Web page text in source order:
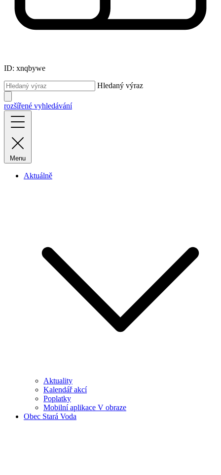
ID: xnqbywe
Hledaný výraz
rozšířené vyhledávání
Menu
Aktuálně
Aktuality
Kalendář akcí
Poplatky
Mobilní aplikace V obraze
Obec Stará Voda